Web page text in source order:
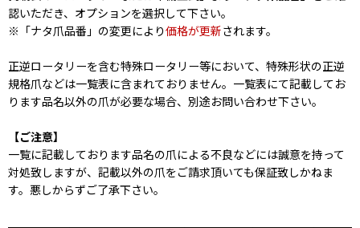
認いただき、オプションを選択して下さい。
※「ナタ爪品番」の変更により価格が更新されます。
正逆ロータリーを含む特殊ロータリー等において、特殊形状の正逆
規格爪などは一覧表に含まれておりません。一覧表にて記載してお
ります品名以外の爪が必要な場合、別途お問い合わせ下さい。
【ご注意】
一覧に記載しております品名の爪による不良などには誠意を持って
対処致しますが、記載以外の爪をご請求頂いても保証致しかねま
す。悪しからずご了承下さい。